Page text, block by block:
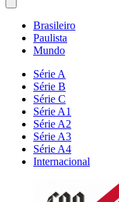
Brasileiro
Paulista
Mundo
Série A
Série B
Série C
Série A1
Série A2
Série A3
Série A4
Internacional